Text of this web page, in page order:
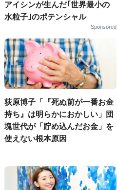
アイシンが生んだ｢世界最小の
水粒子｣のポテンシャル
Sponsored
荻原博子「『死ぬ前が一番お金
持ち』は明らかにおかしい」団
塊世代が「貯め込んだお金」を
使えない根本原因